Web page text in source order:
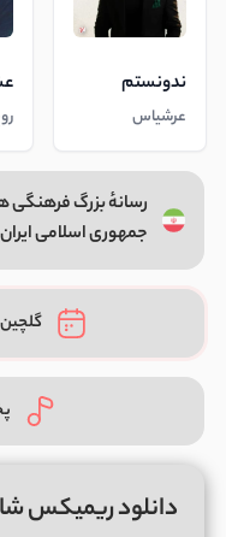
ندونستم
عرشیاس
رسانهٔ بزرگ فرهنگی
جمهوری اسلامی
دانلود ریمیکس شاد